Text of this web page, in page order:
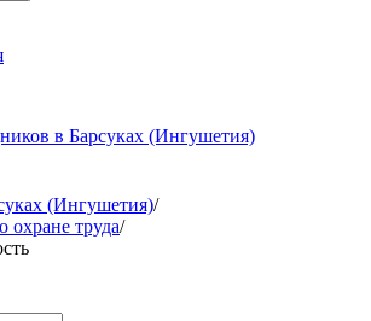
в Барсуках (Ингушетия)
(Ингушетия)/
охране труда/